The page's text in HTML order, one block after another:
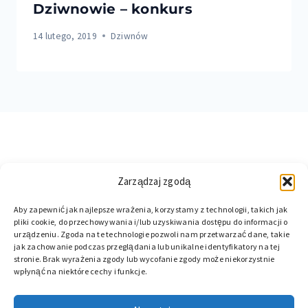
Zarządzaj zgodą
Aby zapewnić jak najlepsze wrażenia, korzystamy z technologii, takich jak
pliki cookie, do przechowywania i/lub uzyskiwania dostępu do informacji o
urządzeniu. Zgoda na te technologie pozwoli nam przetwarzać dane, takie
jak zachowanie podczas przeglądania lub unikalne identyfikatory na tej
stronie. Brak wyrażenia zgody lub wycofanie zgody może niekorzystnie
wpłynąć na niektóre cechy i funkcje.
Dziwnowie – konkurs
14 lutego, 2019 Dziwnów
© 2026 DZIWNOW.NET. Wszelkie prawa zastrzeżone.